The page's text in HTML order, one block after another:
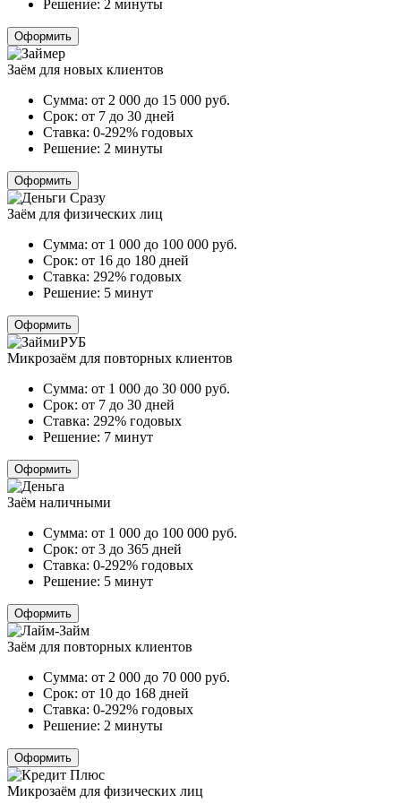
Решение: 2 минуты
Оформить
Заём для новых клиентов
Сумма: от 2 000 до 15 000 руб.
Срок: от 7 до 30 дней
Ставка: 0-292% годовых
Решение: 2 минуты
Оформить
Заём для физических лиц
Сумма: от 1 000 до 100 000 руб.
Срок: от 16 до 180 дней
Ставка: 292% годовых
Решение: 5 минут
Оформить
Микрозаём для повторных клиентов
Сумма: от 1 000 до 30 000 руб.
Срок: от 7 до 30 дней
Ставка: 292% годовых
Решение: 7 минут
Оформить
Заём наличными
Сумма: от 1 000 до 100 000 руб.
Срок: от 3 до 365 дней
Ставка: 0-292% годовых
Решение: 5 минут
Оформить
Заём для повторных клиентов
Сумма: от 2 000 до 70 000 руб.
Срок: от 10 до 168 дней
Ставка: 0-292% годовых
Решение: 2 минуты
Оформить
Микрозаём для физических лиц